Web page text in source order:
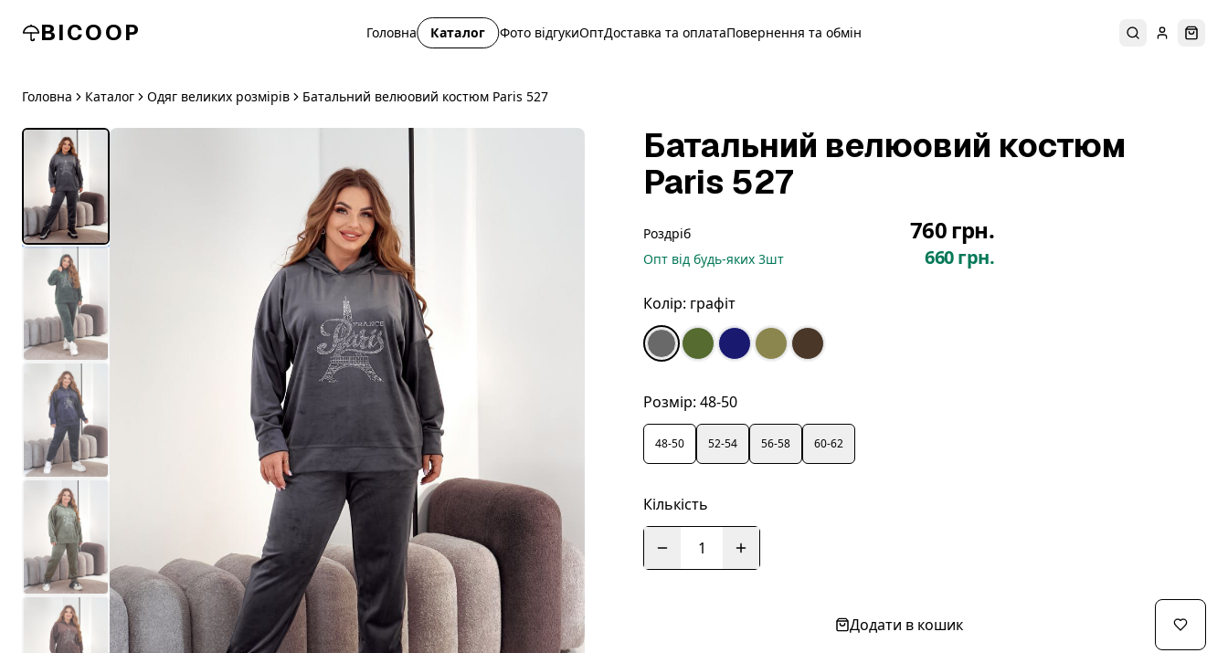
BICOOP Головна Каталог Фото відгукиОптДоставка та оплатаПовернення та обмін ПошукУвійти
Головна Каталог Одяг великих розмірів Батальний велюовий костюм Paris 527
Батальний велюовий костюм
Paris 527
Роздріб 760 грн.
Опт від будь-яких 3шт 660 грн.
Колір: графіт
Розмір: 48-50
48-50 52-54 56-58 60-62
Кількість
1
Додати в кошик